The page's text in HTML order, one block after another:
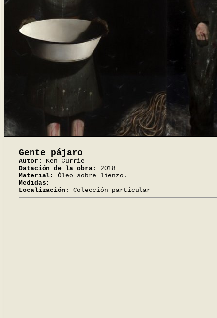
Gente pájaro
Autor:
Ken Currie
Datación de la obra:
2018
Material:
Óleo sobre lienzo.
Medidas:
Localización:
Colección particular